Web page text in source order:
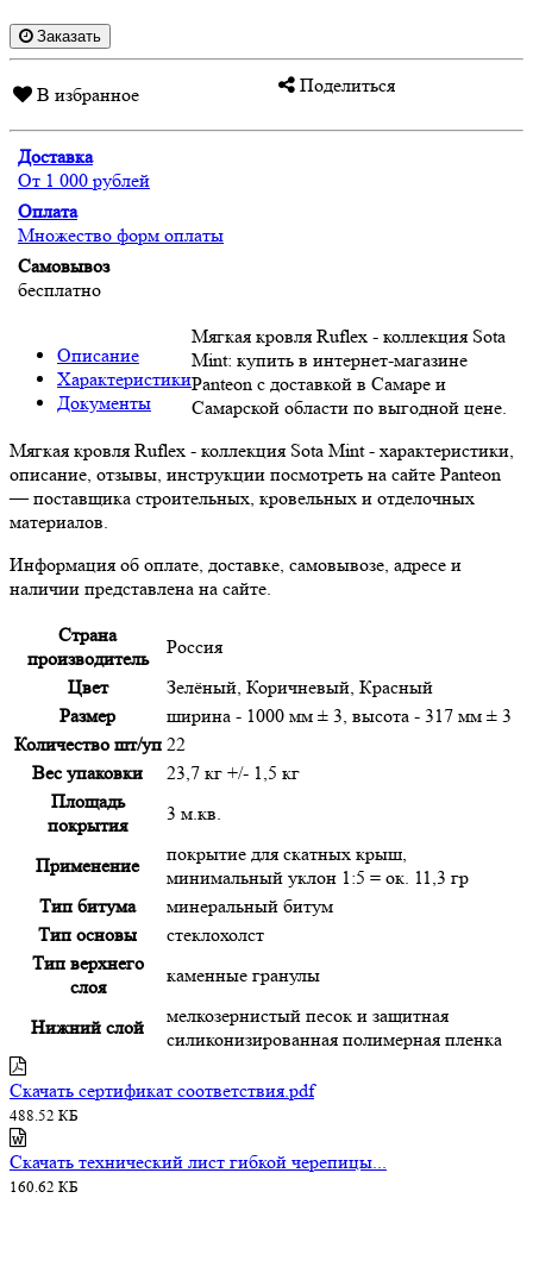
Заказать
В избранное Поделиться
Доставка
От 1 000 рублей
Оплата
Множество форм оплаты
Самовывоз
бесплатно
Описание
Характеристики
Документы
Мягкая кровля Ruflex - коллекция Sota
Mint: купить в интернет-магазине
Panteon с доставкой в Самаре и
Самарской области по выгодной цене.
Мягкая кровля Ruflex - коллекция Sota Mint - характеристики,
описание, отзывы, инструкции посмотреть на сайте Panteon
— поставщика строительных, кровельных и отделочных
материалов.
Информация об оплате, доставке, самовывозе, адресе и
наличии представлена на сайте.
Страна
производитель
Россия
Цвет
Зелёный, Коричневый, Красный
Размер
ширина - 1000 мм ± 3, высота - 317 мм ± 3
Количество шт/уп 22
Вес упаковки
23,7 кг +/- 1,5 кг
Площадь
покрытия
3 м.кв.
Применение
покрытие для скатных крыш,
минимальный уклон 1:5 = ок. 11,3 гр
Тип битума
минеральный битум
Тип основы
стеклохолст
Тип верхнего
слоя
каменные гранулы
Нижний слой
мелкозернистый песок и защитная
силиконизированная полимерная пленка
Cкачать сертификат соответствия.pdf
488.52 КБ
Cкачать технический лист гибкой черепицы...
160.62 КБ